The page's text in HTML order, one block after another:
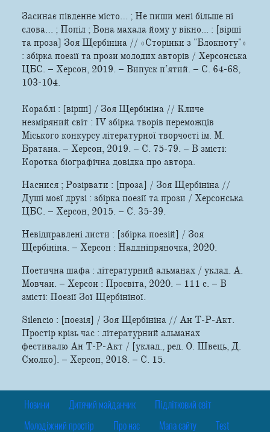
Засинає південне місто… ; Не пиши мені більше ні
слова… ; Попіл ; Вона махала йому у вікно... : [вірші
та проза] Зоя Щербініна // «Сторінки з "Блокноту"»
: збірка поезії та прози молодих авторів / Херсонська
ЦБС. – Херсон, 2019. – Випуск п’ятий. – С. 64-68,
103-104.
Кораблі : [вірші] / Зоя Щербініна // Кличе
незміряний світ : IV збірка творів переможців
Міського конкурсу літературної творчості ім. М.
Братана. – Херсон, 2019. – С. 75-79. – В змісті:
Коротка біографічна довідка про автора.
Наснися ; Розірвати : [проза] / Зоя Щербініна //
Душі моєї друзі : збірка поезії та прози / Херсонська
ЦБС. – Херсон, 2015. – С. 35-39.
Невідправлені листи : [збірка поезій] / Зоя
Щербініна. – Херсон : Наддніпряночка, 2020.
Поетична шафа : літературний альманах / уклад. А.
Мовчан. – Херсон : Просвіта, 2020. – 111 с. – В
змісті: Поезії Зої Щербініної.
Silencio : [поезія] / Зоя Щербініна // Ан Т-Р-Акт.
Простір крізь час : літературний альманах
фестивалю Ан Т-Р-Акт / [уклад., ред. О. Швець, Д.
Смолко]. – Херсон, 2018. – С. 15.
Новини Дитячий майданчик Підлітковий світ
Молодіжний простір Про нас Мапа сайту Test